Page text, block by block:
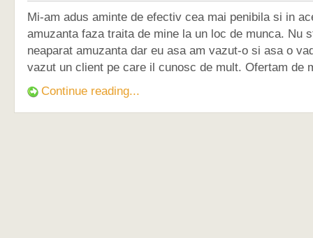
Mi-am adus aminte de efectiv cea mai penibila si in
amuzanta faza traita de mine la un loc de munca. Nu
neaparat amuzanta dar eu asa am vazut-o si asa o
vazut un client pe care il cunosc de mult. Ofertam de
Continue reading...